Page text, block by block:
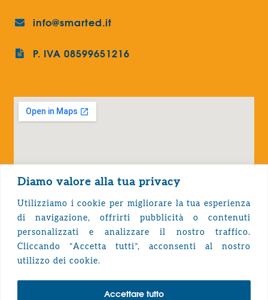
Diamo valore alla tua privacy
Utilizziamo i cookie per migliorare la tua esperienza
di navigazione, offrirti pubblicità o contenuti
personalizzati e analizzare il nostro traffico.
Cliccando “Accetta tutti”, acconsenti al nostro
utilizzo dei cookie.
Accettare tutto
info@smarted.it
P. IVA 08599651216
Privacy Policy